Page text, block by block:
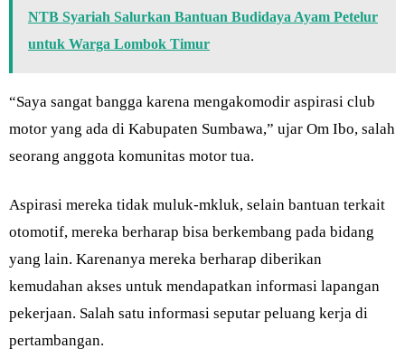
NTB Syariah Salurkan Bantuan Budidaya Ayam Petelur
untuk Warga Lombok Timur
“Saya sangat bangga karena mengakomodir aspirasi club
motor yang ada di Kabupaten Sumbawa,” ujar Om Ibo, salah
seorang anggota komunitas motor tua.
Aspirasi mereka tidak muluk-mkluk, selain bantuan terkait
otomotif, mereka berharap bisa berkembang pada bidang
yang lain. Karenanya mereka berharap diberikan
kemudahan akses untuk mendapatkan informasi lapangan
pekerjaan. Salah satu informasi seputar peluang kerja di
pertambangan.